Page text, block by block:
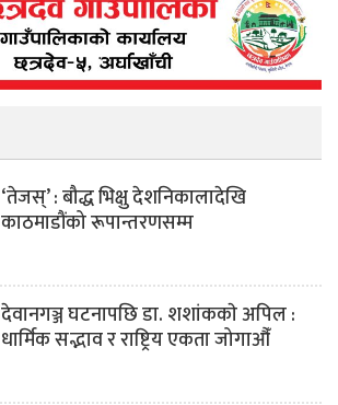
‘तेजस्’ : बौद्ध भिक्षु देशनिकालादेखि
काठमाडौंको रूपान्तरणसम्म
देवानगञ्ज घटनापछि डा. शशांककाे अपिल :
धार्मिक सद्भाव र राष्ट्रिय एकता जोगाऔँ